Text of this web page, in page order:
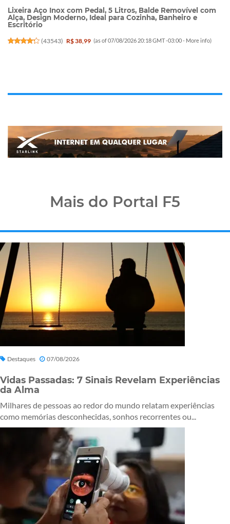
Lixeira Aço Inox com Pedal, 5 Litros, Balde Removível com
Alça, Design Moderno, Ideal para Cozinha, Banheiro e
Escritório
(43543) R$ 38,99 (as of 07/08/2026 20:18 GMT -03:00 - More info)
Mais do Portal F5
Destaques 07/08/2026
Vidas Passadas: 7 Sinais Revelam Experiências
da Alma
Milhares de pessoas ao redor do mundo relatam experiências
como memórias desconhecidas, sonhos recorrentes ou...